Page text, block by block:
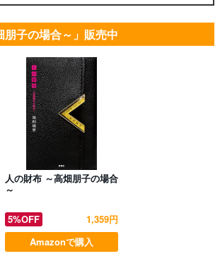
朋子の場合～」販売中
人の財布 ～高畑朋子の場合
～
5%OFF
1,359円
Amazonで購入